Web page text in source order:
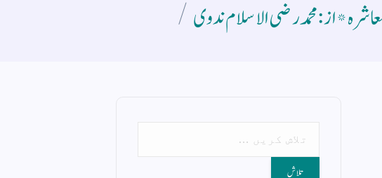
از: محمد رضی الاسلام ندوی